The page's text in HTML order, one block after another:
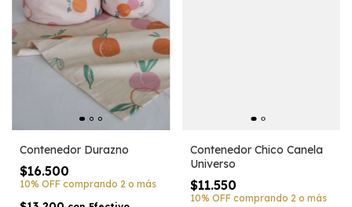
Contenedor Durazno
$16.500
10% OFF comprando 2 o más
Contenedor Chico Canela
Universo
$11.550
10% OFF comprando 2 o más